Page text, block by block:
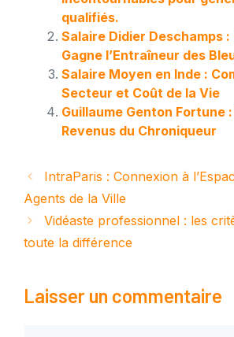
qualifiés.
Salaire Didier Deschamps :
Gagne l’Entraîneur des
Salaire Moyen en Inde :
Secteur et Coût de la Vie
Guillaume Genton Fortune
Revenus du Chroniqueur
IntraParis : Connexion à
Agents de la Ville
Vidéaste professionnel : les
toute la différence
Laisser un commentaire